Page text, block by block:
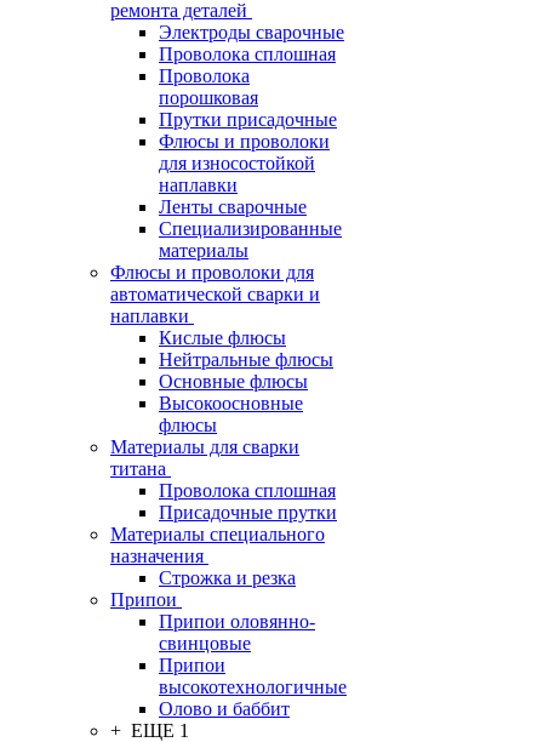
ремонта деталей
Электроды сварочные
Проволока сплошная
Проволока
порошковая
Прутки присадочные
Флюсы и проволоки
для износостойкой
наплавки
Ленты сварочные
Специализированные
материалы
Флюсы и проволоки для
автоматической сварки и
наплавки
Кислые флюсы
Нейтральные флюсы
Основные флюсы
Высокоосновные
флюсы
Материалы для сварки
титана
Проволока сплошная
Присадочные прутки
Материалы специального
назначения
Строжка и резка
Припои
Припои оловянно-
свинцовые
Припои
высокотехнологичные
Олово и баббит
+ ЕЩЕ 1